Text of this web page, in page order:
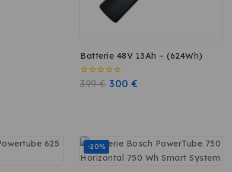
Batterie 48V 13Ah – (624Wh)
0
sur
399€ 300€
-20%